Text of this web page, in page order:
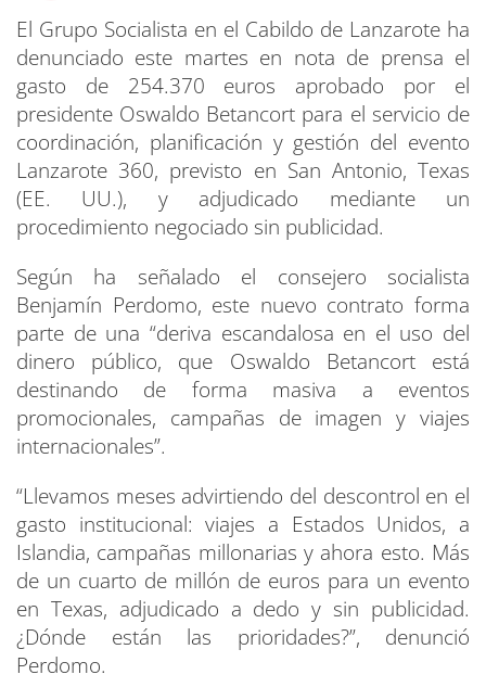
El Grupo Socialista en el Cabildo de Lanzarote ha
denunciado este martes en nota de prensa el
gasto de 254.370 euros aprobado por el
presidente Oswaldo Betancort para el servicio de
coordinación, planificación y gestión del evento
Lanzarote 360, previsto en San Antonio, Texas
(EE. UU.), y adjudicado mediante un
procedimiento negociado sin publicidad.
Según ha señalado el consejero socialista
Benjamín Perdomo, este nuevo contrato forma
parte de una “deriva escandalosa en el uso del
dinero público, que Oswaldo Betancort está
destinando de forma masiva a eventos
promocionales, campañas de imagen y viajes
internacionales”.
“Llevamos meses advirtiendo del descontrol en el
gasto institucional: viajes a Estados Unidos, a
Islandia, campañas millonarias y ahora esto. Más
de un cuarto de millón de euros para un evento
en Texas, adjudicado a dedo y sin publicidad.
¿Dónde están las prioridades?”, denunció
Perdomo.